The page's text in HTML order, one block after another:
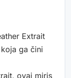
Extrait
ga čini
ovaj miris